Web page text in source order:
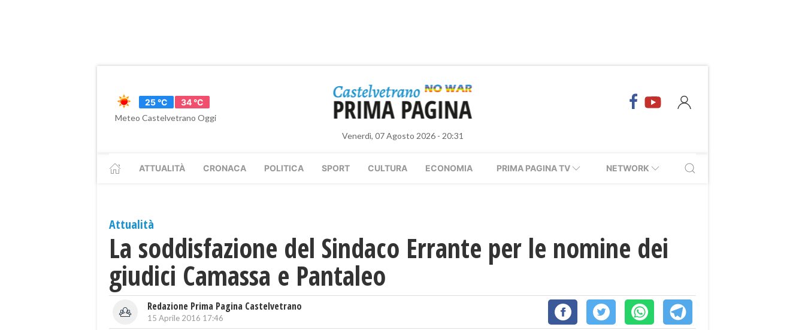
25 °C
34 °C
Meteo Castelvetrano Oggi
Venerdì, 07 Agosto 2026 - 20:31
ATTUALITÀ CRONACA POLITICA SPORT CULTURA ECONOMIA PRIMA PAGINA TV NETWORK
Attualità
La soddisfazione del Sindaco Errante per le nomine dei
giudici Camassa e Pantaleo
Redazione Prima Pagina Castelvetrano
15 Aprile 2016 17:46